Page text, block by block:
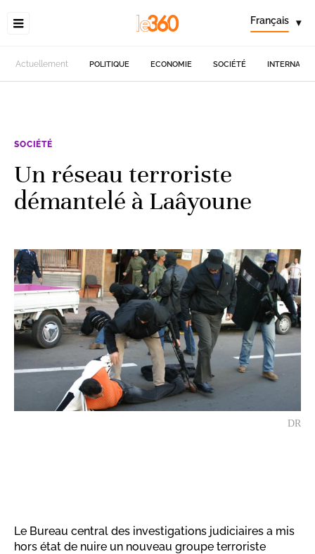
Français ▾
Actuellement POLITIQUE ECONOMIE SOCIÉTÉ
SOCIÉTÉ
Un réseau terroriste
démantelé à Laâyoune
DR
Le Bureau central des investigations judiciaires a mis
hors état de nuire un nouveau groupe terroriste